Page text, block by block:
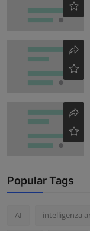
Popular Tags
AI intelligenza